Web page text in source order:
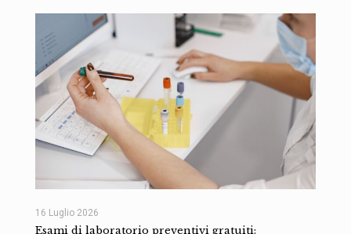
16 Luglio 2026
Esami di laboratorio preventivi gratuiti: